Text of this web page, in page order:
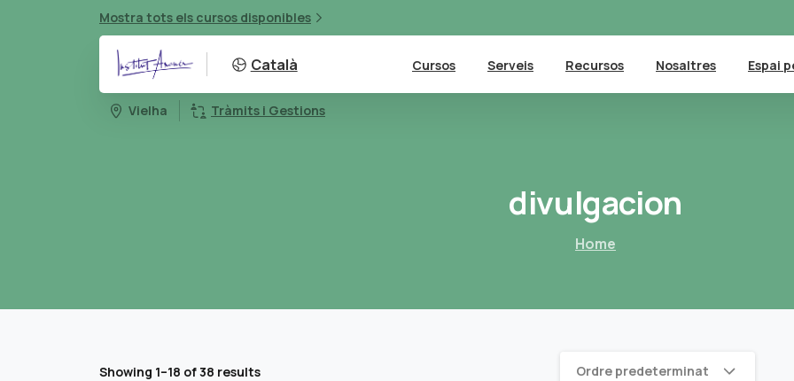
Mostra tots els cursos disponibles
Català Cursos Serveis Recursos Nosaltres Espai
Vielha Tràmits i Gestions
divulgacion
Home
Showing 1–18 of 38 results Ordre predeterminat